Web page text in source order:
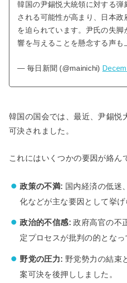
韓国の尹錫悦大統領に対する弾
される可能性が高まり、日本政
を迫られています。尹氏の失
響を与えることを懸念する声も
— 毎日新聞 (@mainichi)
韓国の国会では、最近、尹錫悦
可決されました。
これにはいくつかの要因が絡ん
政策の不満: 国内経済の低迷
化などが主な要因として挙げ
政治的不信感: 政府高官の不
定プロセスが批判の的となっ
野党の圧力: 野党勢力の結束
案可決を後押ししました。